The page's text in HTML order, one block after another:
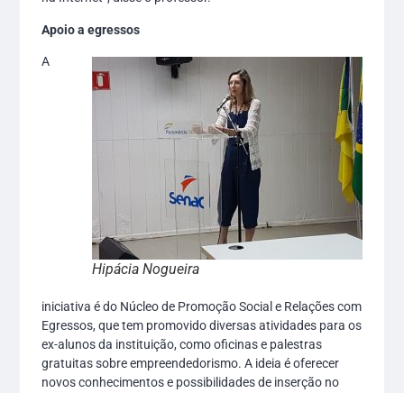
Apoio a egressos
Hipácia Nogueira
A
iniciativa é do Núcleo de Promoção Social e Relações com
Egressos, que tem promovido diversas atividades para os
ex-alunos da instituição, como oficinas e palestras
gratuitas sobre empreendedorismo. A ideia é oferecer
novos conhecimentos e possibilidades de inserção no